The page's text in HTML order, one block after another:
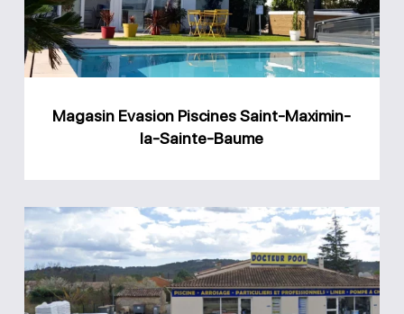
Maximin-
la-
Sainte-
Magasin Evasion Piscines Saint-Maximin-
la-Sainte-Baume
Magasin
Docteur
Pool